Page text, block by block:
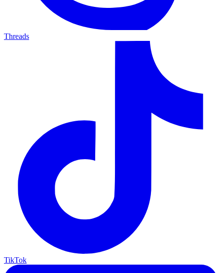
Threads
TikTok